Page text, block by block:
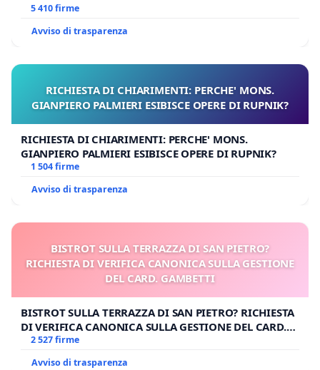
E/O DI FAR APRIRE IL RELATIVO PROCESSO
5 410 firme
Avviso di trasparenza
RICHIESTA DI CHIARIMENTI: PERCHE' MONS.
GIANPIERO PALMIERI ESIBISCE OPERE DI RUPNIK?
RICHIESTA DI CHIARIMENTI: PERCHE' MONS.
GIANPIERO PALMIERI ESIBISCE OPERE DI RUPNIK?
1 504 firme
Avviso di trasparenza
BISTROT SULLA TERRAZZA DI SAN PIETRO?
RICHIESTA DI VERIFICA CANONICA SULLA GESTIONE
DEL CARD. GAMBETTI
BISTROT SULLA TERRAZZA DI SAN PIETRO? RICHIESTA
DI VERIFICA CANONICA SULLA GESTIONE DEL CARD.
GAMBETTI
2 527 firme
Avviso di trasparenza